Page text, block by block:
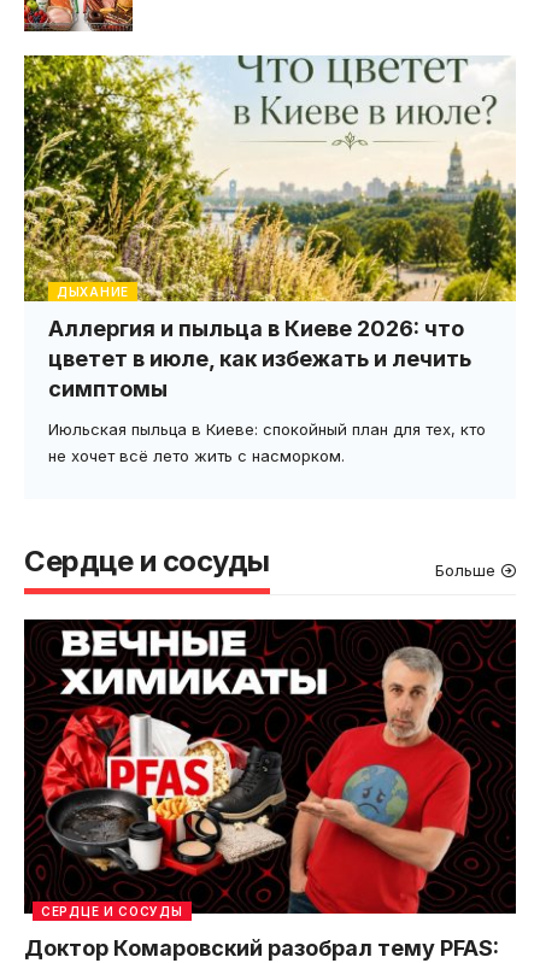
ДЫХАНИЕ
Аллергия и пыльца в Киеве 2026: что
цветет в июле, как избежать и лечить
симптомы
Июльская пыльца в Киеве: спокойный план для тех, кто
не хочет всё лето жить с насморком.
Сердце и сосуды Больше
СЕРДЦЕ И СОСУДЫ
Доктор Комаровский разобрал тему PFAS: